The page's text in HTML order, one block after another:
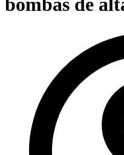
bombas de